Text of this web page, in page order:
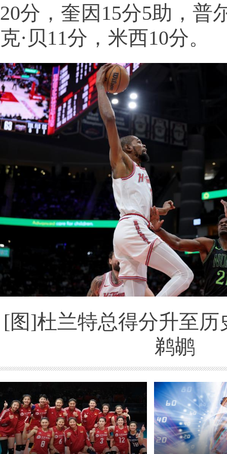
20分，奎因15分5助，普
克·贝11分，米西10分。
[图]杜兰特总得分升至历
鹈鹕